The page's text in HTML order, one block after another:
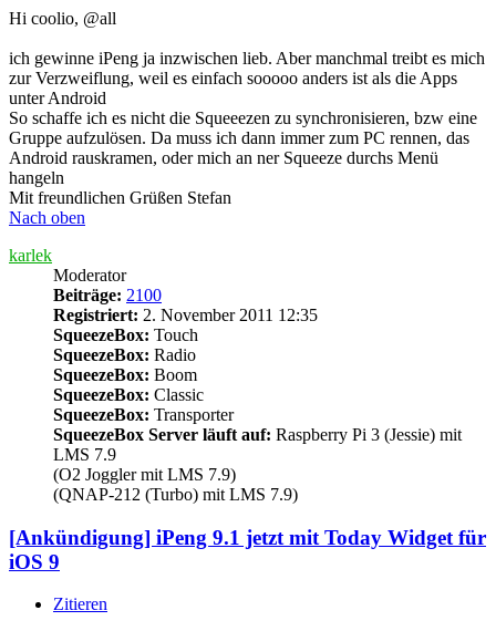
Hi coolio, @all
ich gewinne iPeng ja inzwischen lieb. Aber manchmal treibt es mich
zur Verzweiflung, weil es einfach sooooo anders ist als die Apps
unter Android
So schaffe ich es nicht die Squeeezen zu synchronisieren, bzw eine
Gruppe aufzulösen. Da muss ich dann immer zum PC rennen, das
Android rauskramen, oder mich an ner Squeeze durchs Menü
hangeln
Mit freundlichen Grüßen Stefan
Nach oben
karlek
Moderator
Beiträge: 2100
Registriert: 2. November 2011 12:35
SqueezeBox: Touch
SqueezeBox: Radio
SqueezeBox: Boom
SqueezeBox: Classic
SqueezeBox: Transporter
SqueezeBox Server läuft auf: Raspberry Pi 3 (Jessie) mit
LMS 7.9
(O2 Joggler mit LMS 7.9)
(QNAP-212 (Turbo) mit LMS 7.9)
[Ankündigung] iPeng 9.1 jetzt mit Today Widget für
iOS 9
Zitieren